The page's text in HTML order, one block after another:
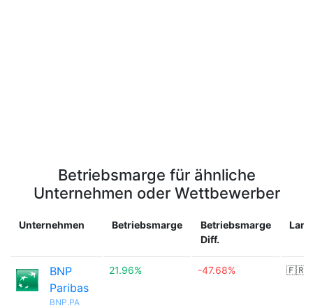
Betriebsmarge für ähnliche
Unternehmen oder Wettbewerber
Unternehmen Betriebsmarge
Betriebsmarge
Diff.
Land
BNP
Paribas
BNP.PA
21.96% -47.68% 🇫🇷